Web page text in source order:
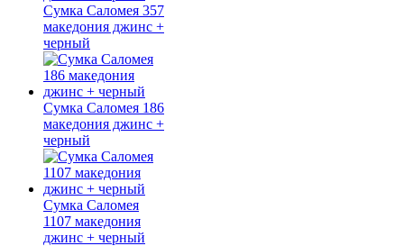
Сумка Саломея 357
македония джинс +
черный
Сумка Саломея 186
македония джинс +
черный
Сумка Саломея
1107 македония
джинс + черный